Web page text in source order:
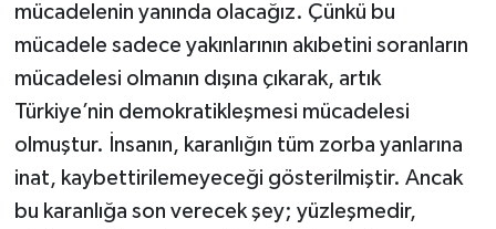
mücadelenin yanında olacağız. Çünkü bu
mücadele sadece yakınlarının akıbetini soranların
mücadelesi olmanın dışına çıkarak, artık
Türkiye’nin demokratikleşmesi mücadelesi
olmuştur. İnsanın, karanlığın tüm zorba yanlarına
inat, kaybettirilemeyeceği gösterilmiştir. Ancak
bu karanlığa son verecek şey; yüzleşmedir,